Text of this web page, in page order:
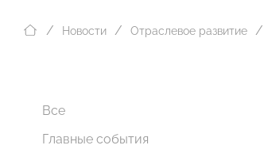
Новости Отраслевое развитие
Все
Главные события